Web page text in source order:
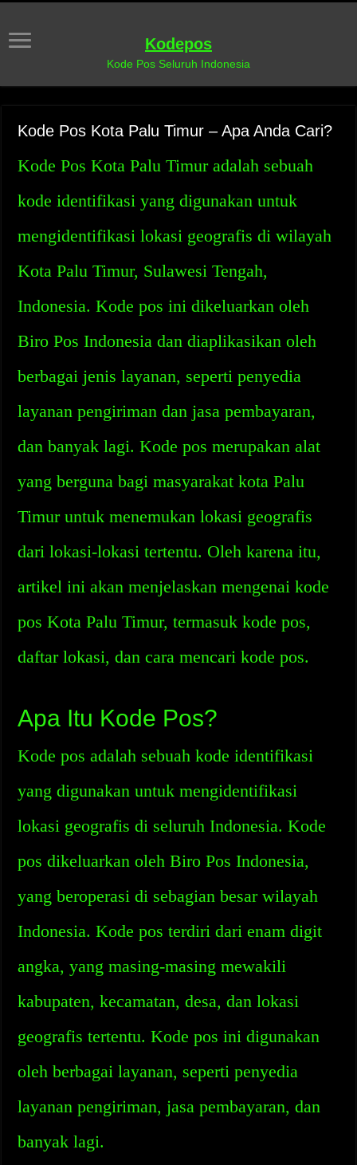
Kodepos
Kode Pos Seluruh Indonesia
Kode Pos Kota Palu Timur – Apa Anda Cari?
Kode Pos Kota Palu Timur adalah sebuah
kode identifikasi yang digunakan untuk
mengidentifikasi lokasi geografis di wilayah
Kota Palu Timur, Sulawesi Tengah,
Indonesia. Kode pos ini dikeluarkan oleh
Biro Pos Indonesia dan diaplikasikan oleh
berbagai jenis layanan, seperti penyedia
layanan pengiriman dan jasa pembayaran,
dan banyak lagi. Kode pos merupakan alat
yang berguna bagi masyarakat kota Palu
Timur untuk menemukan lokasi geografis
dari lokasi-lokasi tertentu. Oleh karena itu,
artikel ini akan menjelaskan mengenai kode
pos Kota Palu Timur, termasuk kode pos,
daftar lokasi, dan cara mencari kode pos.
Apa Itu Kode Pos?
Kode pos adalah sebuah kode identifikasi
yang digunakan untuk mengidentifikasi
lokasi geografis di seluruh Indonesia. Kode
pos dikeluarkan oleh Biro Pos Indonesia,
yang beroperasi di sebagian besar wilayah
Indonesia. Kode pos terdiri dari enam digit
angka, yang masing-masing mewakili
kabupaten, kecamatan, desa, dan lokasi
geografis tertentu. Kode pos ini digunakan
oleh berbagai layanan, seperti penyedia
layanan pengiriman, jasa pembayaran, dan
banyak lagi.